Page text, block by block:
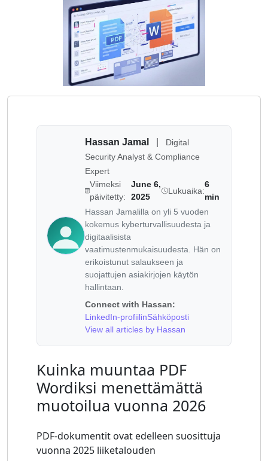
Hassan Jamal
Digital
Security Analyst & Compliance
Expert
Viimeksi
päivitetty:
June 6,
2025
Lukuaika:
6
min
Hassan Jamalilla on yli 5 vuoden
kokemus kyberturvallisuudesta ja
digitaalisista
vaatimustenmukaisuudesta. Hän on
erikoistunut salaukseen ja
suojattujen asiakirjojen käytön
hallintaan.
Connect with Hassan:
LinkedIn-profiilinSähköposti
View all articles by Hassan
Kuinka muuntaa PDF
Wordiksi menettämättä
muotoilua vuonna 2026
PDF-dokumentit ovat edelleen suosittuja
vuonna 2025 liiketalouden